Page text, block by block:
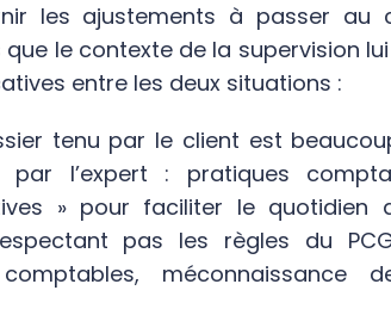
les ajustements à passer au
le contexte de la supervision
entre les deux situations :
tenu par le client est
l’expert : pratiques
» pour faciliter le quotidien
pas les règles du
méconnaissance